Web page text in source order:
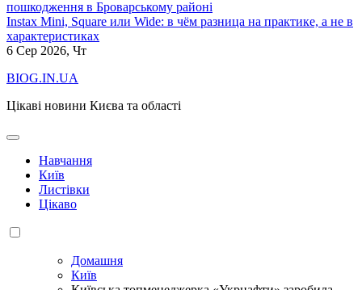
пошкодження в Броварському районі
Instax Mini, Square или Wide: в чём разница на практике, а не в
характеристиках
6 Сер 2026, Чт
BIOG.IN.UA
Цікаві новини Києва та області
Навчання
Київ
Листівки
Цікаво
Домашня
Київ